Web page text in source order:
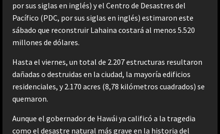
por sus siglas en inglés) y el Centro de Desastres del
Pacífico (PDC, por sus siglas en inglés) estimaron este
sábado que reconstruir Lahaina costará al menos 5.520
millones de dólares.
Hasta el viernes, un total de 2.207 estructuras resultaron
dañadas o destruidas en la ciudad, la mayoría edificios
residenciales, y 2.170 acres (8,78 kilómetros cuadrados) se
quemaron.
Aunque el gobernador de Hawái ya calificó a la tragedia
como el desastre natural más grave en la historia del